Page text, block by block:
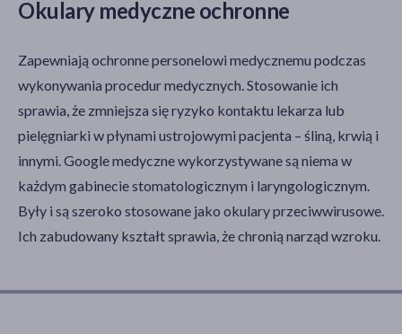
Okulary medyczne ochronne
Zapewniają ochronne personelowi medycznemu podczas
wykonywania procedur medycznych. Stosowanie ich
sprawia, że zmniejsza się ryzyko kontaktu lekarza lub
pielęgniarki w płynami ustrojowymi pacjenta – śliną, krwią i
innymi. Google medyczne wykorzystywane są niema w
każdym gabinecie stomatologicznym i laryngologicznym.
Były i są szeroko stosowane jako okulary przeciwwirusowe.
Ich zabudowany kształt sprawia, że chronią narząd wzroku.